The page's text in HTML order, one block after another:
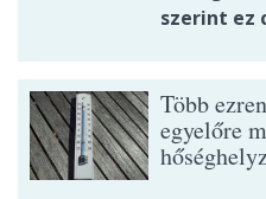
szerint ez
Több
egyelőre